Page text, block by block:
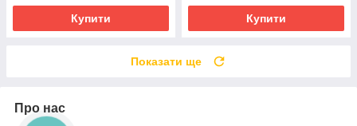
Купити Купити
Показати ще
Про нас